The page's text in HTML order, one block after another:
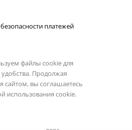
платежей
файлы cookie для
Продолжая
сайтом, вы соглашаетесь
использования cookie.